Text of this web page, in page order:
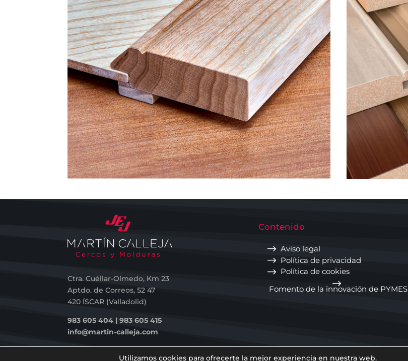
Ctra. Cuéllar-Olmedo, Km 23
Aptdo. de Correos, 52 47
420 ÍSCAR (Valladolid)
983 605 404 | 983 605 415
info@martin-calleja.com
Contenido
$ Aviso legal
$ Política de privacidad
$ Política de cookies
$
Fomento de la innovación de PYMES
Utilizamos cookies para ofrecerte la mejor experiencia en nuestra web.